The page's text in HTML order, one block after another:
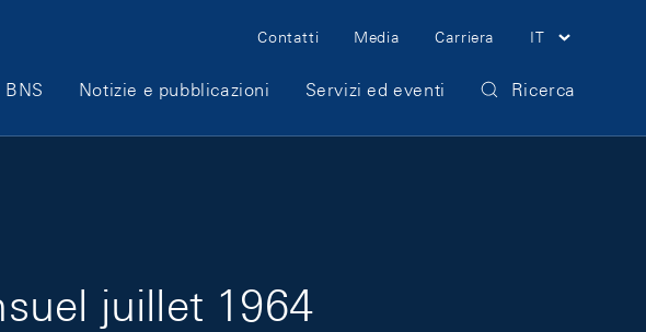
Meta Navigation
Contatti Media Carriera IT
Navigation
BNS Notizie e pubblicazioni Servizi ed eventi Ricerca
juillet 1964